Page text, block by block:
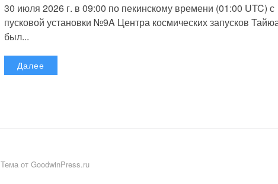
30 июля 2026 г. в 09:00 по пекинскому времени (01:00 UTC) с
пусковой установки №9A Центра космических запусков
был...
Далее
Тема от GoodwinPress.ru